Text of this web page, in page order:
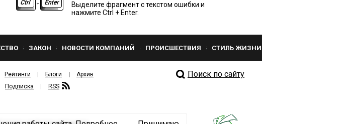
Выделите фрагмент с текстом ошибки и
нажмите Ctrl + Enter.
ЗАКОН НОВОСТИ КОМПАНИЙ ПРОИСШЕСТВИЯ СТИЛЬ ЖИЗНИ
Рейтинги Блоги
Архив
Подписка RSS
Поиск по сайту